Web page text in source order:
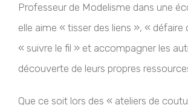
Professeur de Modelisme dans une
elle aime « tisser des liens », « défaire
« suivre le fil » et accompagner les
découverte de leurs propres
Que ce soit lors des « ateliers de